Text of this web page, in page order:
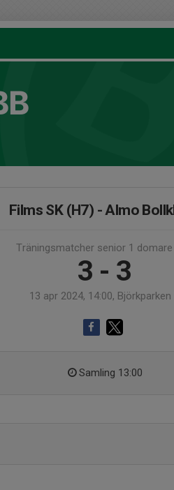
Films SK (H7) - Almo
Träningsmatcher senior 1
3 - 3
13 apr 2024, 14:00, Björkparken
Samling 13:00